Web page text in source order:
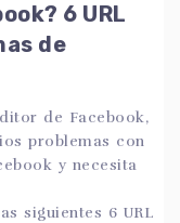
6 URL
de
de Facebook,
problemas con
y necesita
siguientes 6 URL